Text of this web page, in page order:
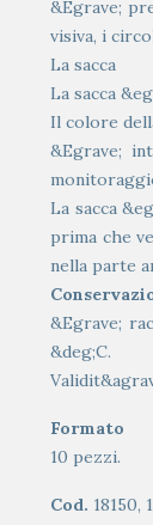
&Egrave;
visiva, i
La sacca
La sacca
Il colore
&Egrave;
La sacca
prima che
nella parte
&Egrave;
&deg;C.
Formato
10 pezzi.
Cod. 18150,